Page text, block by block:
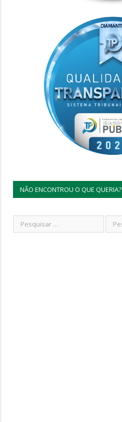
NÃO ENCONTROU O QUE QUERIA?